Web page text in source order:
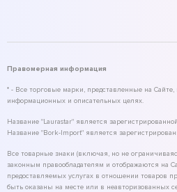
Правомерная информация
* - Все торговые марки, представленные на
информационных и описательных целях.
Название "Laurastar" является
Название "Bork-Import" является
Все товарные знаки (включая, но не
законным правообладателям и отображаются на
предоставляемых услугах в отношении товаров
быть оказаны на месте или в неавторизованных